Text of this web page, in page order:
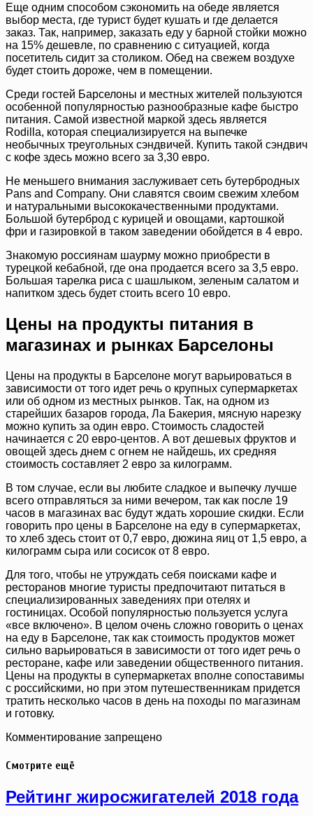
Еще одним способом сэкономить на обеде является
выбор места, где турист будет кушать и где делается
заказ. Так, например, заказать еду у барной стойки можно
на 15% дешевле, по сравнению с ситуацией, когда
посетитель сидит за столиком. Обед на свежем воздухе
будет стоить дороже, чем в помещении.
Среди гостей Барселоны и местных жителей пользуются
особенной популярностью разнообразные кафе быстро
питания. Самой известной маркой здесь является
Rodilla, которая специализируется на выпечке
необычных треугольных сэндвичей. Купить такой сэндвич
с кофе здесь можно всего за 3,30 евро.
Не меньшего внимания заслуживает сеть бутербродных
Pans and Company. Они славятся своим свежим хлебом
и натуральными высококачественными продуктами.
Большой бутерброд с курицей и овощами, картошкой
фри и газировкой в таком заведении обойдется в 4 евро.
Знакомую россиянам шаурму можно приобрести в
турецкой кебабной, где она продается всего за 3,5 евро.
Большая тарелка риса с шашлыком, зеленым салатом и
напитком здесь будет стоить всего 10 евро.
Цены на продукты питания в
магазинах и рынках Барселоны
Цены на продукты в Барселоне могут варьироваться в
зависимости от того идет речь о крупных супермаркетах
или об одном из местных рынков. Так, на одном из
старейших базаров города, Ла Бакерия, мясную нарезку
можно купить за один евро. Стоимость сладостей
начинается с 20 евро-центов. А вот дешевых фруктов и
овощей здесь днем с огнем не найдешь, их средняя
стоимость составляет 2 евро за килограмм.
В том случае, если вы любите сладкое и выпечку лучше
всего отправляться за ними вечером, так как после 19
часов в магазинах вас будут ждать хорошие скидки. Если
говорить про цены в Барселоне на еду в супермаркетах,
то хлеб здесь стоит от 0,7 евро, дюжина яиц от 1,5 евро, а
килограмм сыра или сосисок от 8 евро.
Для того, чтобы не утруждать себя поисками кафе и
ресторанов многие туристы предпочитают питаться в
специализированных заведениях при отелях и
гостиницах. Особой популярностью пользуется услуга
«все включено». В целом очень сложно говорить о ценах
на еду в Барселоне, так как стоимость продуктов может
сильно варьироваться в зависимости от того идет речь о
ресторане, кафе или заведении общественного питания.
Цены на продукты в супермаркетах вполне сопоставимы
с российскими, но при этом путешественникам придется
тратить несколько часов в день на походы по магазинам
и готовку.
Комментирование запрещено
Смотрите ещё
Рейтинг жиросжигателей 2018 года